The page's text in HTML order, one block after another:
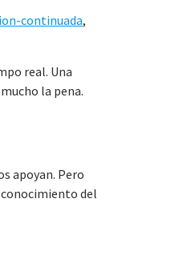
continuada,
real. Una
la pena.
apoyan. Pero
del